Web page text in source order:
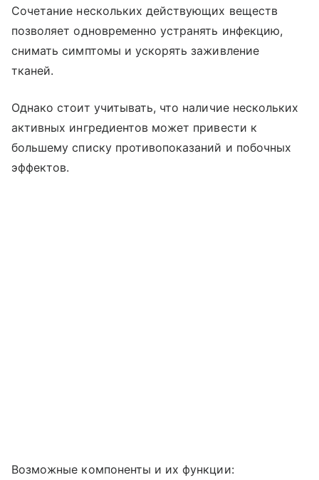
Сочетание нескольких действующих веществ
позволяет одновременно устранять инфекцию,
снимать симптомы и ускорять заживление
тканей.
Однако стоит учитывать, что наличие нескольких
активных ингредиентов может привести к
большему списку противопоказаний и побочных
эффектов.
Возможные компоненты и их функции: